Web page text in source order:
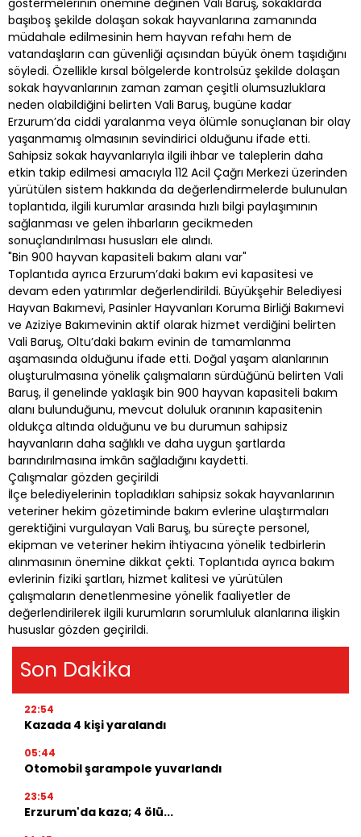
göstermelerinin önemine değinen Vali Baruş, sokaklarda
başıboş şekilde dolaşan sokak hayvanlarına zamanında
müdahale edilmesinin hem hayvan refahı hem de
vatandaşların can güvenliği açısından büyük önem taşıdığını
söyledi. Özellikle kırsal bölgelerde kontrolsüz şekilde dolaşan
sokak hayvanlarının zaman zaman çeşitli olumsuzluklara
neden olabildiğini belirten Vali Baruş, bugüne kadar
Erzurum’da ciddi yaralanma veya ölümle sonuçlanan bir olay
yaşanmamış olmasının sevindirici olduğunu ifade etti.
Sahipsiz sokak hayvanlarıyla ilgili ihbar ve taleplerin daha
etkin takip edilmesi amacıyla 112 Acil Çağrı Merkezi üzerinden
yürütülen sistem hakkında da değerlendirmelerde bulunulan
toplantıda, ilgili kurumlar arasında hızlı bilgi paylaşımının
sağlanması ve gelen ihbarların gecikmeden
sonuçlandırılması hususları ele alındı.
"Bin 900 hayvan kapasiteli bakım alanı var"
Toplantıda ayrıca Erzurum’daki bakım evi kapasitesi ve
devam eden yatırımlar değerlendirildi. Büyükşehir Belediyesi
Hayvan Bakımevi, Pasinler Hayvanları Koruma Birliği Bakımevi
ve Aziziye Bakımevinin aktif olarak hizmet verdiğini belirten
Vali Baruş, Oltu’daki bakım evinin de tamamlanma
aşamasında olduğunu ifade etti. Doğal yaşam alanlarının
oluşturulmasına yönelik çalışmaların sürdüğünü belirten Vali
Baruş, il genelinde yaklaşık bin 900 hayvan kapasiteli bakım
alanı bulunduğunu, mevcut doluluk oranının kapasitenin
oldukça altında olduğunu ve bu durumun sahipsiz
hayvanların daha sağlıklı ve daha uygun şartlarda
barındırılmasına imkân sağladığını kaydetti.
Çalışmalar gözden geçirildi
İlçe belediyelerinin topladıkları sahipsiz sokak hayvanlarının
veteriner hekim gözetiminde bakım evlerine ulaştırmaları
gerektiğini vurgulayan Vali Baruş, bu süreçte personel,
ekipman ve veteriner hekim ihtiyacına yönelik tedbirlerin
alınmasının önemine dikkat çekti. Toplantıda ayrıca bakım
evlerinin fiziki şartları, hizmet kalitesi ve yürütülen
çalışmaların denetlenmesine yönelik faaliyetler de
değerlendirilerek ilgili kurumların sorumluluk alanlarına ilişkin
hususlar gözden geçirildi.
Son Dakika
22:54
Kazada 4 kişi yaralandı
05:44
Otomobil şarampole yuvarlandı
23:54
Erzurum'da kaza; 4 ölü...